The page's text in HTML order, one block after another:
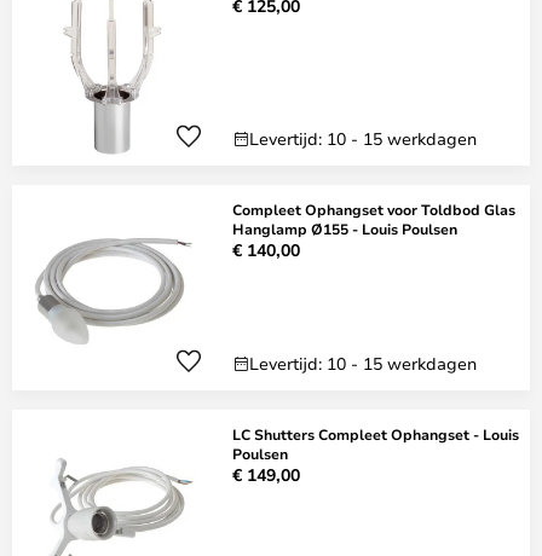
€ 125,00
Levertijd: 10 - 15 werkdagen
Compleet Ophangset voor Toldbod Glas
Hanglamp Ø155 - Louis Poulsen
€ 140,00
Levertijd: 10 - 15 werkdagen
LC Shutters Compleet Ophangset - Louis
Poulsen
€ 149,00